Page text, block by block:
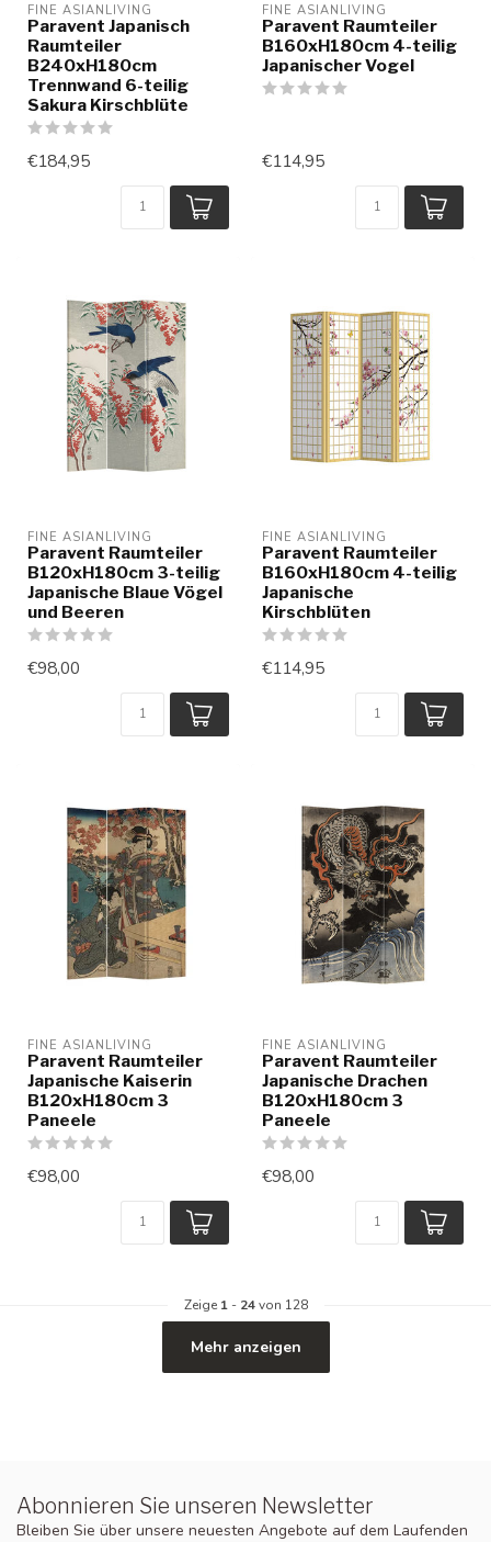
FINE ASIANLIVING
Paravent Japanisch
Raumteiler
B240xH180cm
Trennwand 6-teilig
Sakura Kirschblüte
€184,95
FINE ASIANLIVING
Paravent Raumteiler
B160xH180cm 4-teilig
Japanischer Vogel
€114,95
FINE ASIANLIVING
Paravent Raumteiler
B120xH180cm 3-teilig
Japanische Blaue Vögel
und Beeren
€98,00
FINE ASIANLIVING
Paravent Raumteiler
B160xH180cm 4-teilig
Japanische
Kirschblüten
€114,95
FINE ASIANLIVING
Paravent Raumteiler
Japanische Kaiserin
B120xH180cm 3
Paneele
€98,00
FINE ASIANLIVING
Paravent Raumteiler
Japanische Drachen
B120xH180cm 3
Paneele
€98,00
Zeige 1- 24von 128
Mehr anzeigen
Abonnieren Sie unseren Newsletter
Bleiben Sie über unsere neuesten Angebote auf dem Laufenden